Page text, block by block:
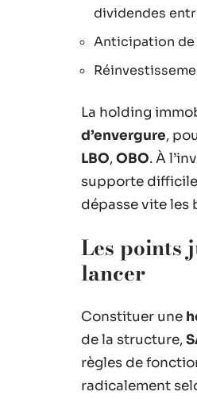
dividendes
Anticipation de
La holding
d’envergure,
LBO,OBO. À
supporte
dépasse vite les
Les points
lancer
Constituer une
de la structure,
règles de
radicalement